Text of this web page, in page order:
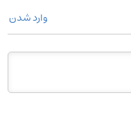
وارد شدن